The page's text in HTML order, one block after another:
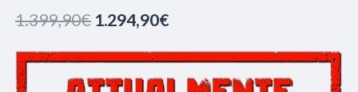
1.399,90€ Il
prezzo
originale
1.294,90€Il
prezzo
attuale